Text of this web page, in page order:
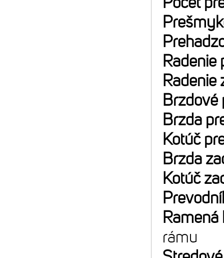
Radenie
Radenie
Brzda
Kotúč
Brzda
Kotúč
rámu